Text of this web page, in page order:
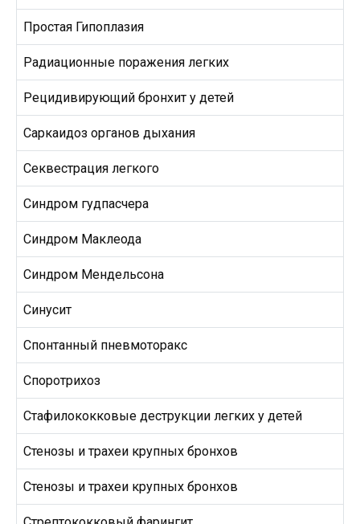
Простая Гипоплазия
Радиационные поражения легких
Рецидивирующий бронхит у детей
Саркаидоз органов дыхания
Секвестрация легкого
Синдром гудпасчера
Синдром Маклеода
Синдром Мендельсона
Синусит
Спонтанный пневмоторакс
Споротрихоз
Стафилококковые деструкции легких у детей
Стенозы и трахеи крупных бронхов
Стенозы и трахеи крупных бронхов